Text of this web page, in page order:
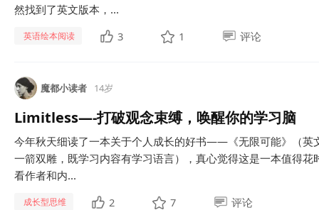
然找到了英文版本，...
英语绘本阅读 3 1 评论
魔都小读者 14岁
Limitless—-打破观念束缚，唤醒你的学习脑
今年秋天细读了一本关于个人成长的好书——《无限可能》（英
一箭双雕，既学习内容有学习语言），真心觉得这是一本值得
看作者和内...
成长型思维 2 7 评论